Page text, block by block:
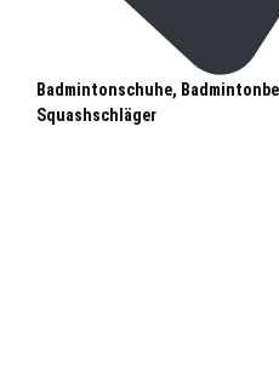
Badmintonschuhe,
Squashschläger